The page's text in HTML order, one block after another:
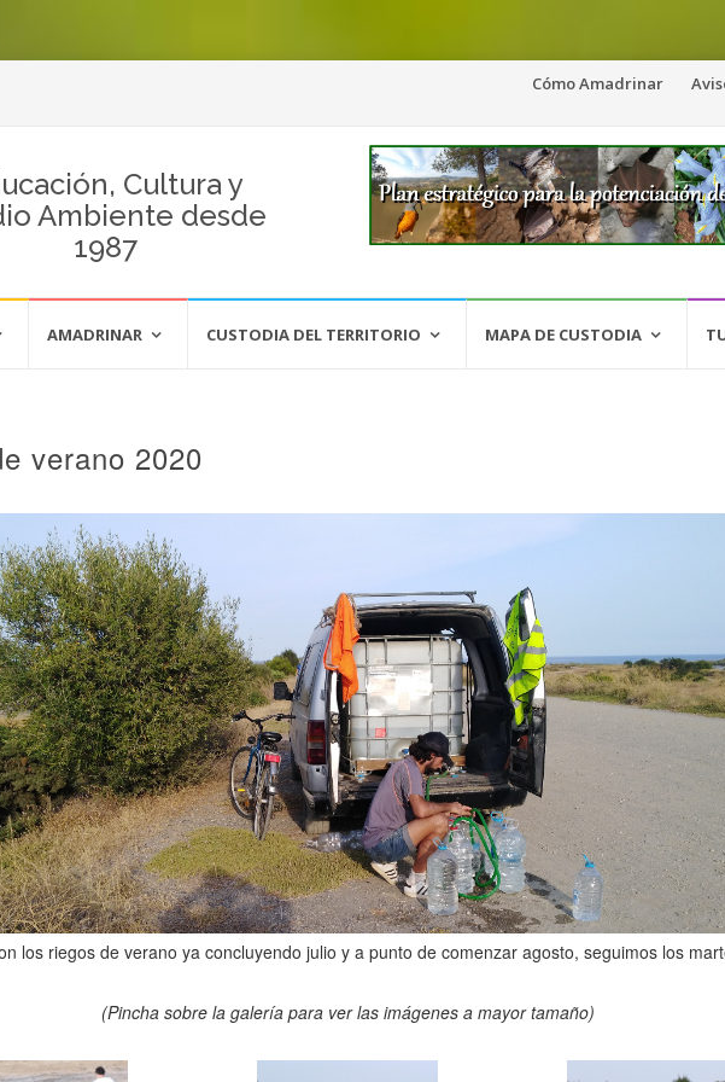
Saltar
contenido
Cómo Amadrinar
Cultura y
Ambiente desde
1987
AMADRINAR CUSTODIA DEL TERRITORIO MAPA DE CUSTODIA
verano 2020
los riegos de verano ya concluyendo julio y a punto de comenzar agosto, seguimos los
(Pincha sobre la galería para ver las imágenes a mayor tamaño)